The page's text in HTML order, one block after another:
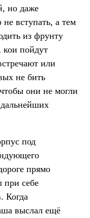
но даже
не вступать, а тем
из фрунту
пойдут
или
не бить
они не могли
под
прямо
себе
Когда
выслал ещё